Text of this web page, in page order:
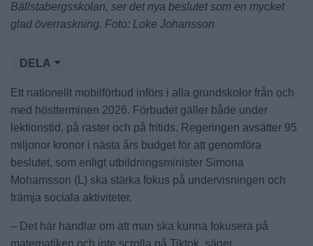
Bällstabergsskolan, ser det nya beslutet som en mycket
glad överraskning. Foto: Loke Johansson
DELA
Ett nationellt mobilförbud införs i alla grundskolor från och
med höstterminen 2026. Förbudet gäller både under
lektionstid, på raster och på fritids. Regeringen avsätter 95
miljonor kronor i nästa års budget för att genomföra
beslutet, som enligt utbildningsminister Simona
Mohamsson (L) ska stärka fokus på undervisningen och
främja sociala aktiviteter.
– Det här handlar om att man ska kunna fokusera på
matematiken och inte scrolla på Tiktok, säger